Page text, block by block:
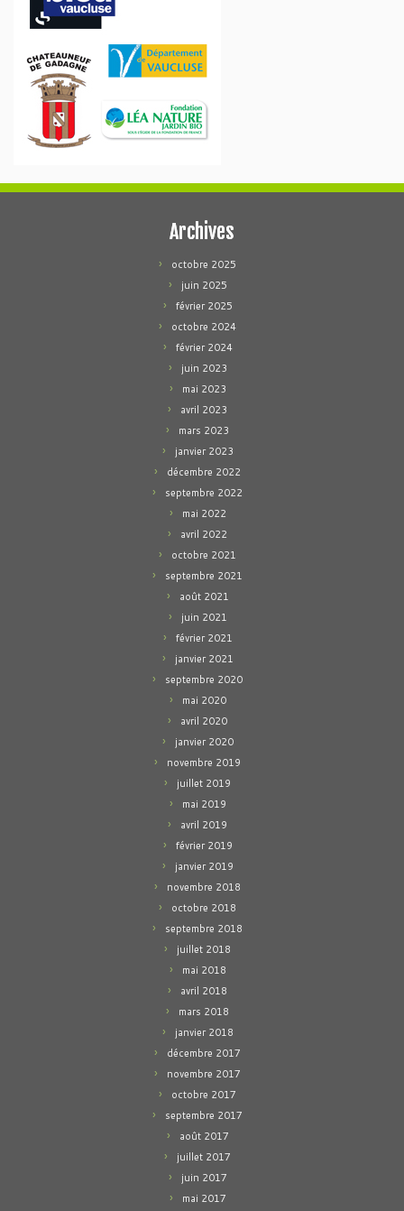
Archives
octobre 2025
juin 2025
février 2025
octobre 2024
février 2024
juin 2023
mai 2023
avril 2023
mars 2023
janvier 2023
décembre 2022
septembre 2022
mai 2022
avril 2022
octobre 2021
septembre 2021
août 2021
juin 2021
février 2021
janvier 2021
septembre 2020
mai 2020
avril 2020
janvier 2020
novembre 2019
juillet 2019
mai 2019
avril 2019
février 2019
janvier 2019
novembre 2018
octobre 2018
septembre 2018
juillet 2018
mai 2018
avril 2018
mars 2018
janvier 2018
décembre 2017
novembre 2017
octobre 2017
septembre 2017
août 2017
juillet 2017
juin 2017
mai 2017